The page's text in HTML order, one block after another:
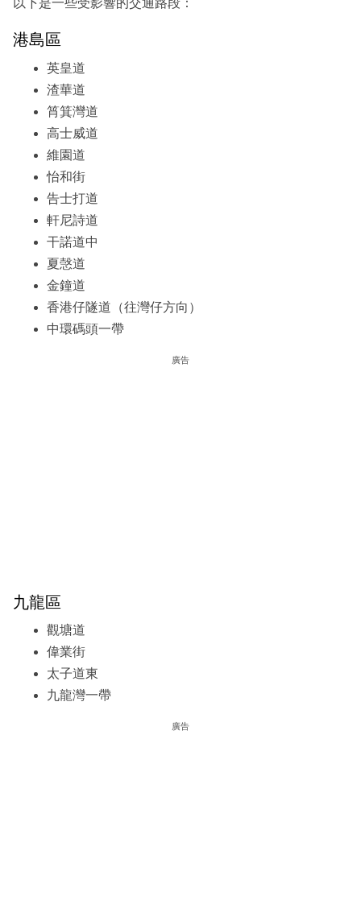
以下是一些受影響的交通路段：
港島區
英皇道
渣華道
筲箕灣道
高士威道
維園道
怡和街
告士打道
軒尼詩道
干諾道中
夏愨道
金鐘道
香港仔隧道（往灣仔方向）
中環碼頭一帶
廣告
九龍區
觀塘道
偉業街
太子道東
九龍灣一帶
廣告